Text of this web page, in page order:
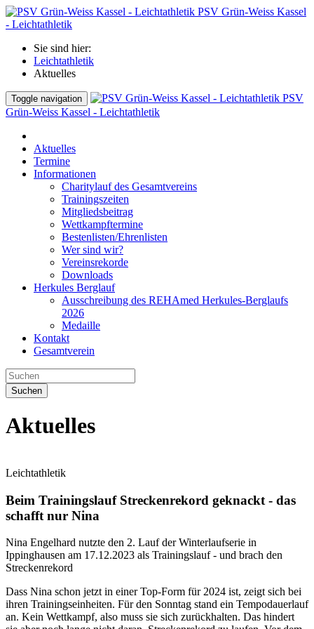
PSV Grün-Weiss Kassel
- Leichtathletik
Sie sind hier:
Leichtathletik
Aktuelles
Toggle navigation
PSV
Grün-Weiss Kassel - Leichtathletik
Aktuelles
Termine
Informationen
Charitylauf des Gesamtvereins
Trainingszeiten
Mitgliedsbeitrag
Wettkampftermine
Bestenlisten/Ehrenlisten
Wer sind wir?
Vereinsrekorde
Downloads
Herkules Berglauf
Ausschreibung des REHAmed Herkules-Berglaufs
2026
Medaille
Kontakt
Gesamtverein
Suchen
Aktuelles
Leichtathletik
Beim Trainingslauf Streckenrekord geknackt - das
schafft nur Nina
Nina Engelhard nutzte den 2. Lauf der Winterlaufserie in
Ippinghausen am 17.12.2023 als Trainingslauf - und brach den
Streckenrekord
Dass Nina schon jetzt in einer Top-Form für 2024 ist, zeigt sich bei
ihren Trainingseinheiten. Für den Sonntag stand ein Tempodauerlauf
an. Kein Wettkampf, also muss sie sich zurückhalten. Das hindert